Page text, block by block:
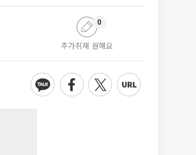
추가취재 원해요
0